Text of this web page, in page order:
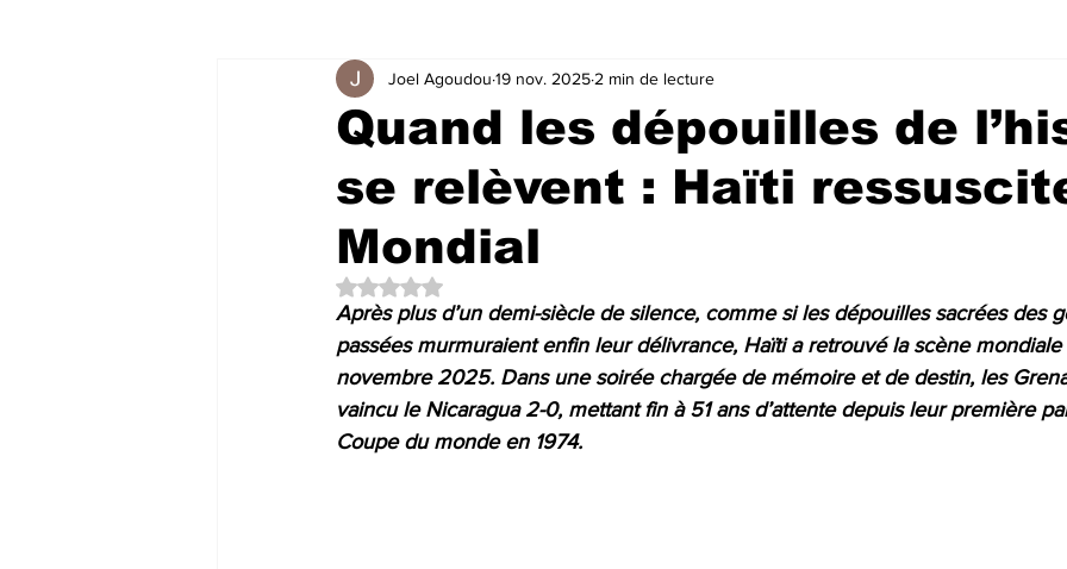
Quand les dépouilles de
se relèvent : Haïti
Mondial
Joel Agoudou 19 nov. 2025 2 min de lecture
Noté NaN étoiles sur 5.
Après plus d’un demi-siècle de silence, comme si les dépouilles sacrées des
passées murmuraient enfin leur délivrance, Haïti a retrouvé la scène
novembre 2025. Dans une soirée chargée de mémoire et de destin, les
vaincu le Nicaragua 2-0, mettant fin à 51 ans d’attente depuis leur première
Coupe du monde en 1974.